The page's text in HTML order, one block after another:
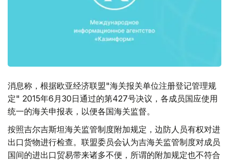
消息称，根据欧亚经济联盟"海关报关单位注册登记管理规
定" 2015年6月30日通过的第427号决议，各成员国应使用
统一的海关申报表，以便各国海关监督。
按照吉尔吉斯坦海关监管制度附加规定，边防人员有权对进
出口货物进行检查。联盟委员会认为吉海关监管制度对成员
国间的进出口贸易带来诸多不便，所谓的附加规定也不符合